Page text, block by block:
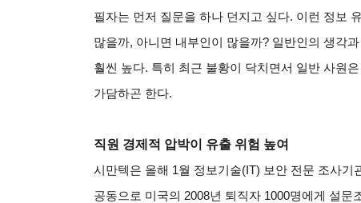
필자는 먼저 질문을 하나 던지고 싶다. 이런 정보
많을까, 아니면 내부인이 많을까? 일반인의 생각
훨씬 높다. 특히 최근 불황이 닥치면서 일반 사원
가담하곤 한다.
직원 경제적 압박이 유출 위험 높여
시만텍은 올해 1월 정보기술(IT) 보안 전문 조사기
공동으로 미국의 2008년 퇴직자 1000명에게 설